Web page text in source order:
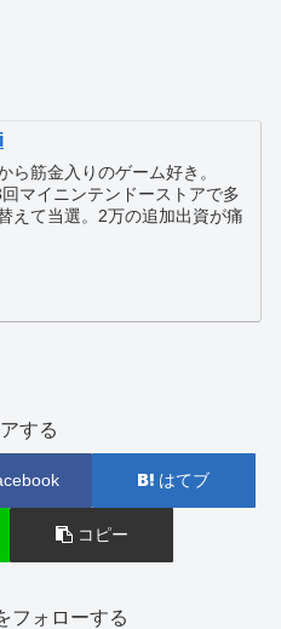
ら筋金入りのゲーム好き。
マイニンテンドーストアで多
えて当選。2万の追加出資が痛
する
はてブ
コピー
フォローする